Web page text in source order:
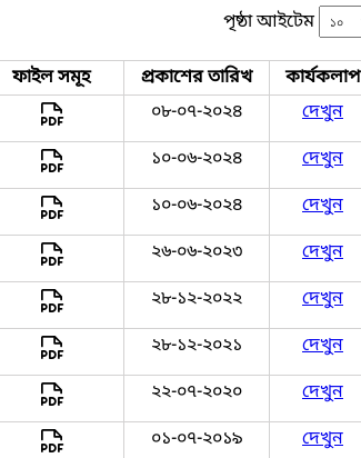
পৃষ্ঠা আইটেম
ফাইল সমূহ প্রকাশের তারিখ
কার্যকলাপ
০৮-০৭-২০২৪
দেখুন
১০-০৬-২০২৪
দেখুন
১০-০৬-২০২৪
দেখুন
২৬-০৬-২০২৩
দেখুন
২৮-১২-২০২২
দেখুন
২৮-১২-২০২১
দেখুন
২২-০৭-২০২০
দেখুন
০১-০৭-২০১৯ দেখুন